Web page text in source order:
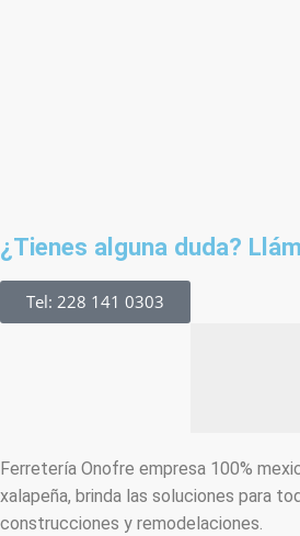
¿Tienes alguna duda?
Tel: 228 141 0303
Ferretería Onofre empresa 100%
xalapeña, brinda las soluciones para
construcciones y remodelaciones.